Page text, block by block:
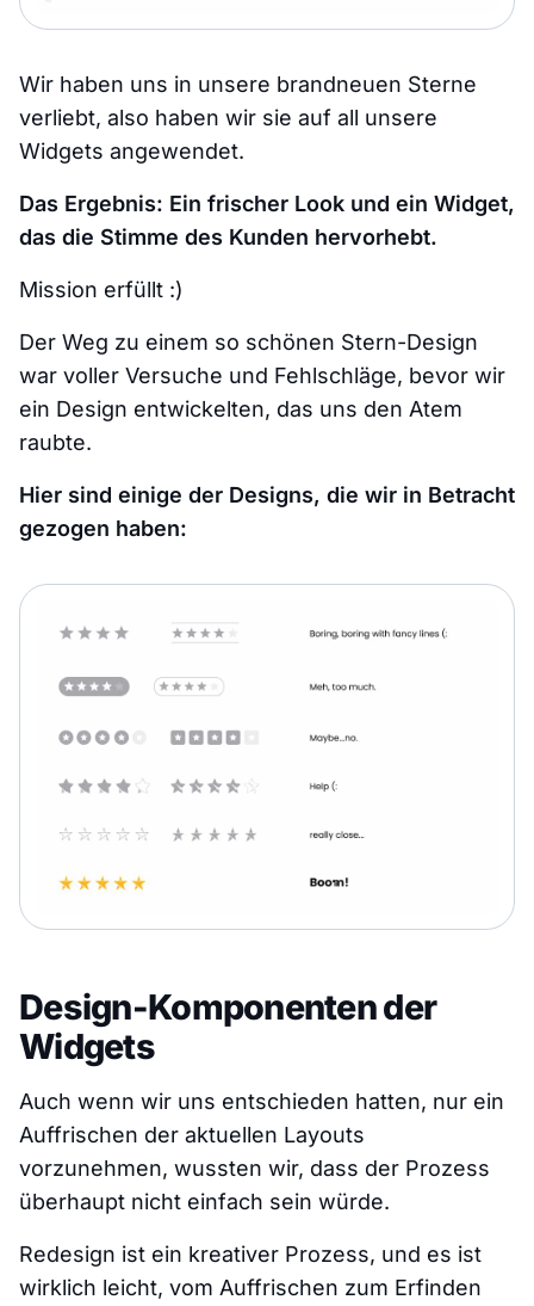
Wir haben uns in unsere brandneuen Sterne
verliebt, also haben wir sie auf all unsere
Widgets angewendet.
Das Ergebnis: Ein frischer Look und ein Widget,
das die Stimme des Kunden hervorhebt.
Mission erfüllt :)
Der Weg zu einem so schönen Stern-Design
war voller Versuche und Fehlschläge, bevor wir
ein Design entwickelten, das uns den Atem
raubte.
Hier sind einige der Designs, die wir in Betracht
gezogen haben:
Design-Komponenten der
Widgets
Auch wenn wir uns entschieden hatten, nur ein
Auffrischen der aktuellen Layouts
vorzunehmen, wussten wir, dass der Prozess
überhaupt nicht einfach sein würde.
Redesign ist ein kreativer Prozess, und es ist
wirklich leicht, vom Auffrischen zum Erfinden